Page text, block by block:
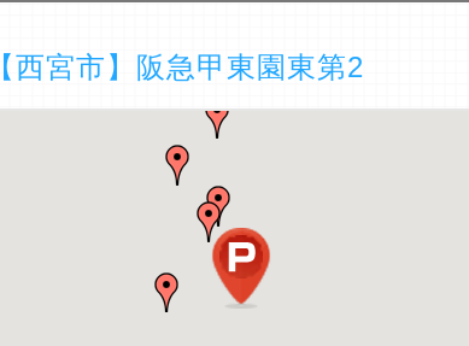
【西宮市】阪急甲東園東第2